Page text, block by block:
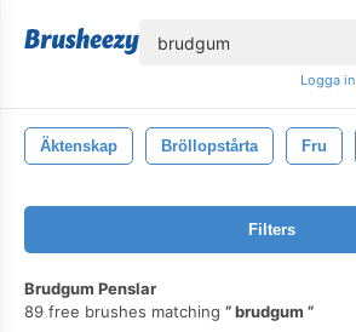
Logga in
Äktenskap Bröllopstårta Fru
Filters
Brudgum Penslar
89 free brushes matching
brudgum